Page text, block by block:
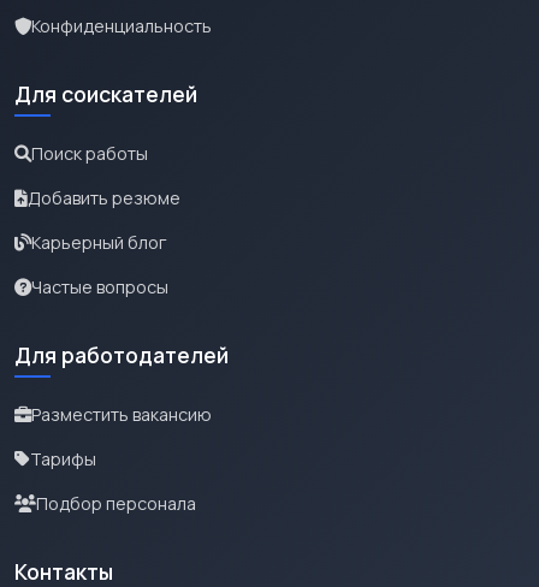
Конфиденциальность
Для соискателей
Поиск работы
Добавить резюме
Карьерный блог
Частые вопросы
Для работодателей
Разместить вакансию
Тарифы
Подбор персонала
Контакты